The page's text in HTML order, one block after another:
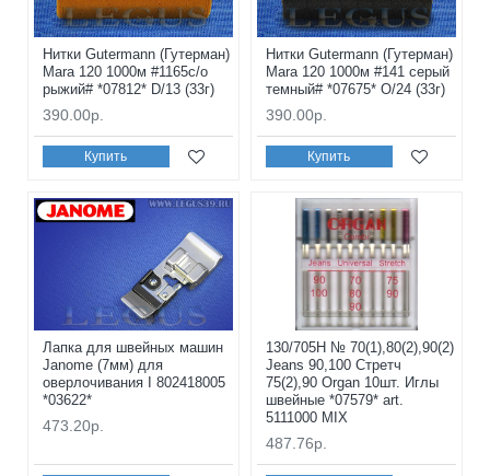
Нитки Gutermann (Гутерман)
Mara 120 1000м #1165с/о
рыжий# *07812* D/13 (33г)
390.00р.
Купить
Нитки Gutermann (Гутерман)
Mara 120 1000м #141 серый
темный# *07675* O/24 (33г)
390.00р.
Купить
Лапка для швейных машин
Janome (7мм) для
оверлочивания I 802418005
*03622*
473.20р.
130/705H № 70(1),80(2),90(2)
Jeans 90,100 Стретч
75(2),90 Organ 10шт. Иглы
швейные *07579* art.
5111000 MIX
487.76р.